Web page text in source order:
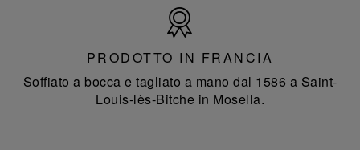
Francia
PRODOTTO IN FRANCIA
Soffiato a bocca e tagliato a mano dal 1586 a Saint-
Louis-lès-Bitche in Mosella.